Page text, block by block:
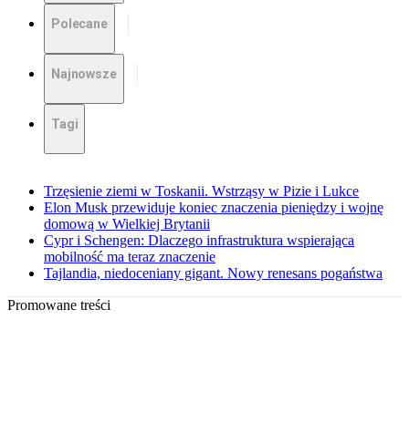
Polecane
Najnowsze
Tagi
Trzęsienie ziemi w Toskanii. Wstrząsy w Pizie i Lukce
Elon Musk przewiduje koniec znaczenia pieniędzy i wojnę
domową w Wielkiej Brytanii
Cypr i Schengen: Dlaczego infrastruktura wspierająca
mobilność ma teraz znaczenie
Tajlandia, niedoceniany gigant. Nowy renesans pogaństwa
Promowane treści